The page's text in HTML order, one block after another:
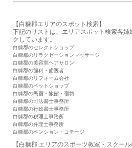
【白糠郡エリアのスポット検索】
下記のリストは、エリアスポット検索各
クしています。
白糠郡のセレクトショップ
白糠郡のリラクゼーションマッサージ
白糠郡の美容室ヘアサロン
白糠郡の歯科・歯医者
白糠郡のリフォーム会社
白糠郡のペットショップ
白糠郡の民宿・旅館・宿坊
白糠郡の司法書士事務所
白糠郡の行政書士事務所
白糠郡の税理士事務所
白糠郡の弁理士事務所
白糠郡のペンション・コテージ
【白糠郡 エリアのスポーツ教室・スクー